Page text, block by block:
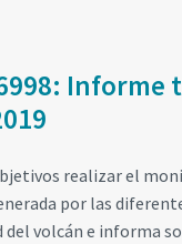
realizar el
por las
volcán e informa